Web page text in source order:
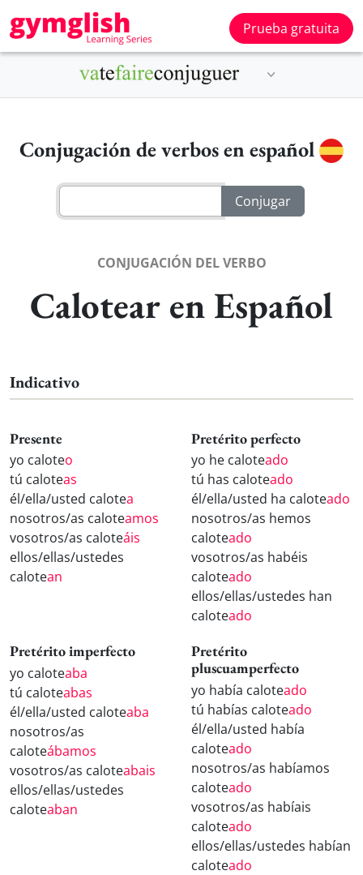
Prueba gratuita
Conjugación de verbos en español
CONJUGACIÓN DEL VERBO
Calotear en Español
Indicativo
Presente
yo caloteo
tú caloteas
él/ella/usted calotea
nosotros/as caloteamos
vosotros/as caloteáis
ellos/ellas/ustedes
calotean
Pretérito perfecto
yo he caloteado
tú has caloteado
él/ella/usted ha caloteado
nosotros/as hemos
caloteado
vosotros/as habéis
caloteado
ellos/ellas/ustedes han
caloteado
Pretérito imperfecto
yo caloteaba
tú caloteabas
él/ella/usted caloteaba
nosotros/as
caloteábamos
vosotros/as caloteabais
ellos/ellas/ustedes
caloteaban
Pretérito
pluscuamperfecto
yo había caloteado
tú habías caloteado
él/ella/usted había
caloteado
nosotros/as habíamos
caloteado
vosotros/as habíais
caloteado
ellos/ellas/ustedes habían
caloteado